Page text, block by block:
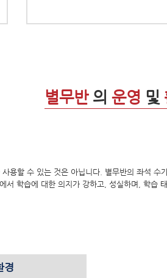
별무반의 운영 및
용할 수 있는 것은 아닙니다. 별무반의 좌석
서 학습에 대한 의지가 강하고, 성실하며, 학습
경